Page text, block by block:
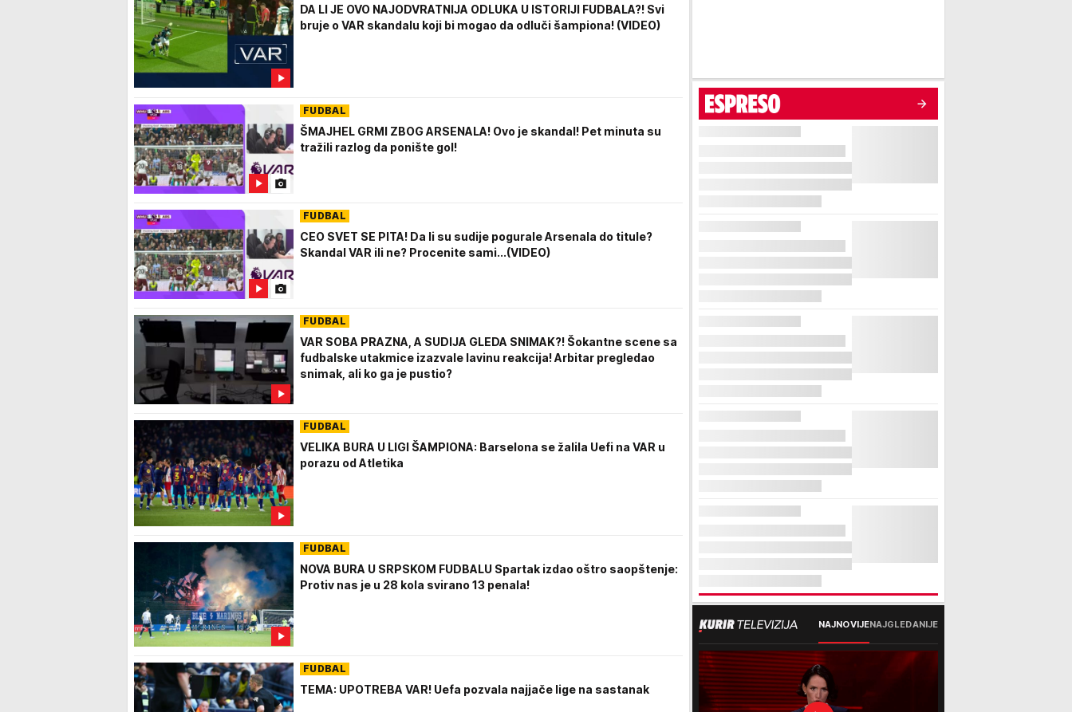
DA LI JE OVO NAJODVRATNIJA ODLUKA U ISTORIJI FUDBALA?! Svi
bruje o VAR skandalu koji bi mogao da odluči šampiona! (VIDEO)
FUDBAL
ŠMAJHEL GRMI ZBOG ARSENALA! Ovo je skandal! Pet minuta su
tražili razlog da ponište gol!
FUDBAL
CEO SVET SE PITA! Da li su sudije pogurale Arsenala do titule?
Skandal VAR ili ne? Procenite sami...(VIDEO)
FUDBAL
VAR SOBA PRAZNA, A SUDIJA GLEDA SNIMAK?! Šokantne scene sa
fudbalske utakmice izazvale lavinu reakcija! Arbitar pregledao
snimak, ali ko ga je pustio?
FUDBAL
VELIKA BURA U LIGI ŠAMPIONA: Barselona se žalila Uefi na VAR u
porazu od Atletika
FUDBAL
NOVA BURA U SRPSKOM FUDBALU Spartak izdao oštro saopštenje:
Protiv nas je u 28 kola svirano 13 penala!
FUDBAL
TEMA: UPOTREBA VAR! Uefa pozvala najjače lige na sastanak
NAJNOVIJENAJGLEDANIJE